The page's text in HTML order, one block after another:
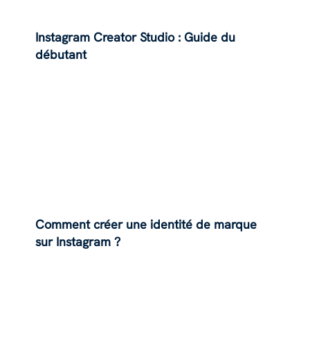
Instagram Creator Studio : Guide du
débutant
Comment créer une identité de marque
sur Instagram ?